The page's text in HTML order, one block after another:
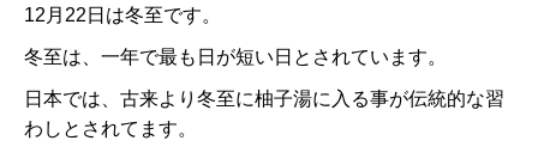
12月22日は冬至です。
冬至は、一年で最も日が短い日とされています。
日本では、古来より冬至に柚子湯に入る事が伝統的な習
わしとされてます。